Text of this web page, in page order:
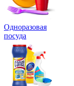
Одноразовая
посуда